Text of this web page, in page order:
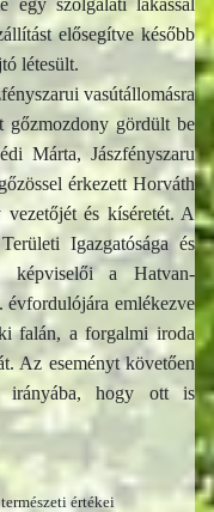
egy szolgálati lakással
elősegítve később
létesült.
vasútállomásra
gőzmozdony gördült be
Márta, Jászfényszaru
érkezett Horváth
és kíséretét. A
Igazgatósága és
képviselői a Hatvan-
évfordulójára emlékezve
falán, a forgalmi iroda
Az eseményt követően
irányába, hogy ott is
értékei